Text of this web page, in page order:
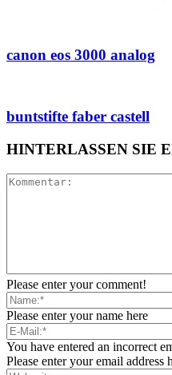
canon eos 3000 analog
buntstifte faber castell
HINTERLASSEN SIE
Please enter your comment!
Please enter your name here
You have entered an incorrect
Please enter your email address